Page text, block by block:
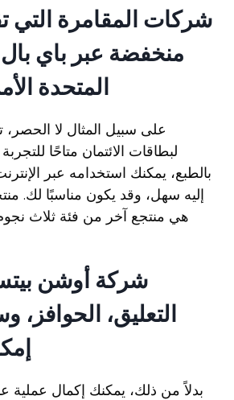
شركات المقامرة التي
منخفضة عبر باي بال
المتحدة
على سبيل المثال لا
لبطاقات الائتمان متاحًا
بالطبع، يمكنك استخدامه عبر
إليه سهل، وقد يكون مناسبًا لك.
هي منتجع آخر من فئة ثلاث نجوم
شركة أوشن
التعليق،
بدلاً من ذلك، يمكنك إكمال عملية